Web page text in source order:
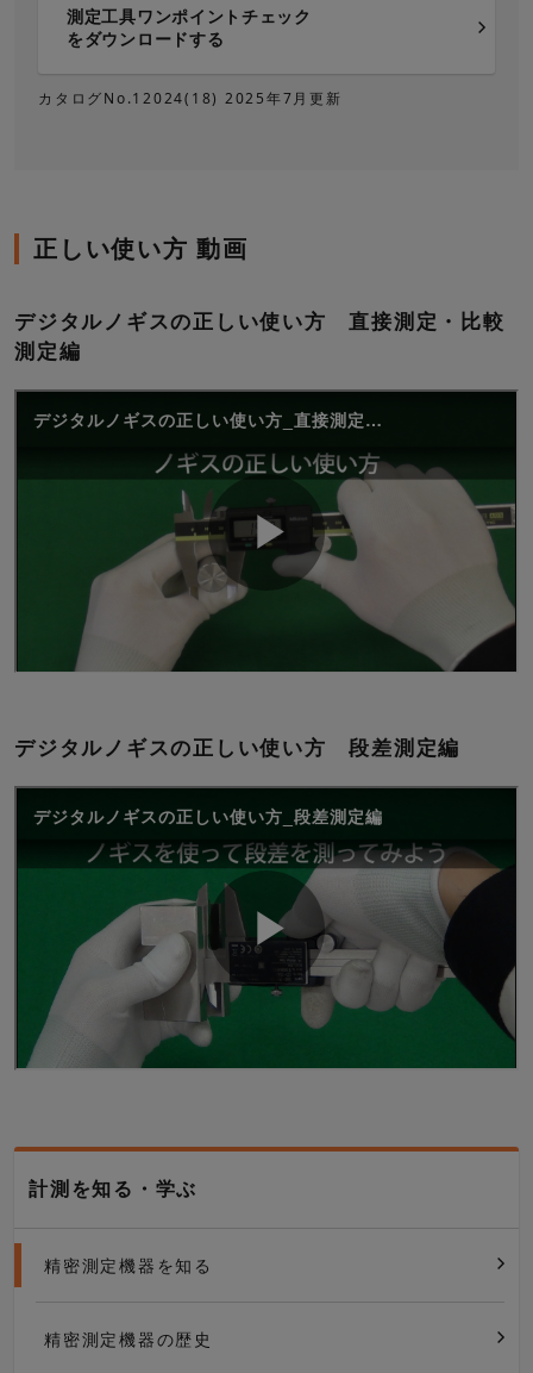
測定工具ワンポイントチェック
をダウンロードする
カタログNo.12024(18) 2025年7月更新
正しい使い方 動画
デジタルノギスの正しい使い方 直接測定・比較
測定編
デジタルノギスの正しい使い方 段差測定編
計測を知る・学ぶ
精密測定機器を知る
精密測定機器の歴史